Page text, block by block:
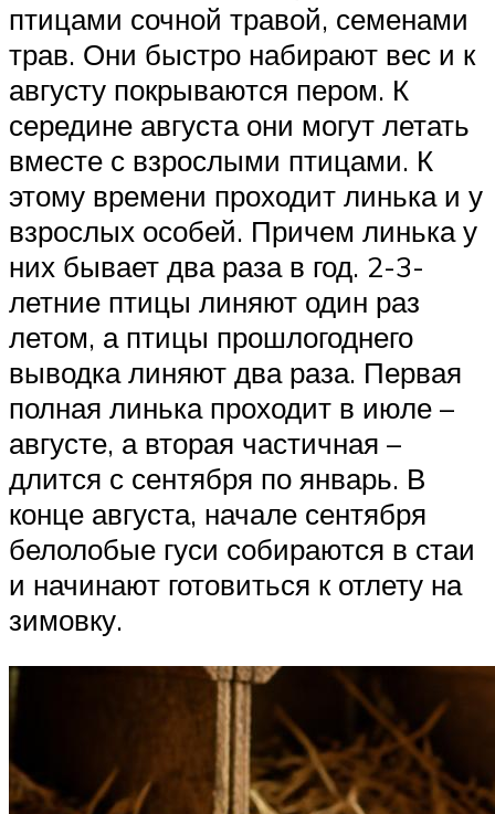
птицами сочной травой, семенами
трав. Они быстро набирают вес и к
августу покрываются пером. К
середине августа они могут летать
вместе с взрослыми птицами. К
этому времени проходит линька и у
взрослых особей. Причем линька у
них бывает два раза в год. 2-3-
летние птицы линяют один раз
летом, а птицы прошлогоднего
выводка линяют два раза. Первая
полная линька проходит в июле –
августе, а вторая частичная –
длится с сентября по январь. В
конце августа, начале сентября
белолобые гуси собираются в стаи
и начинают готовиться к отлету на
зимовку.